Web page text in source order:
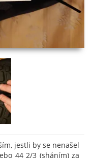
jestli by se nenašel
44 2/3 (sháním) za